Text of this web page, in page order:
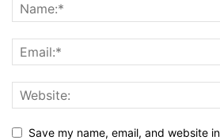
Save my name, email, and website